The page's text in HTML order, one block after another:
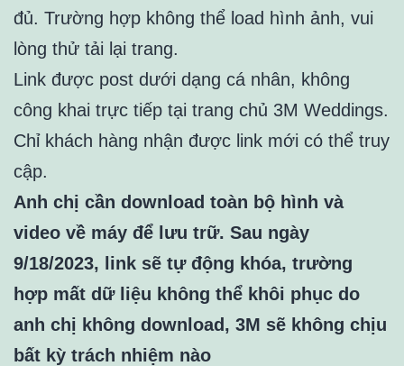
đủ. Trường hợp không thể load hình ảnh, vui
lòng thử tải lại trang.
Link được post dưới dạng cá nhân, không
công khai trực tiếp tại trang chủ 3M Weddings.
Chỉ khách hàng nhận được link mới có thể truy
cập.
Anh chị cần download toàn bộ hình và
video về máy để lưu trữ. Sau ngày
9/18/2023, link sẽ tự động khóa, trường
hợp mất dữ liệu không thể khôi phục do
anh chị không download, 3M sẽ không chịu
bất kỳ trách nhiệm nào